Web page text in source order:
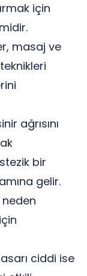
için
masaj ve
ağrısını
bir
gelir.
neden
ciddi ise